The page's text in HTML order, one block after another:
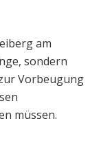
am
sondern
Vorbeugung
müssen.